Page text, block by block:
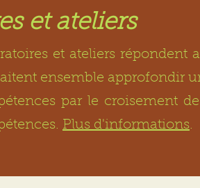
et ateliers
et ateliers répondent
ensemble approfondir
par le croisement
Plus d'informations.